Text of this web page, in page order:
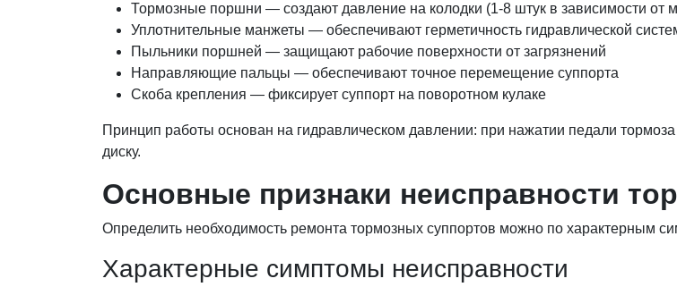
Тормозные поршни — создают давление на колодки (1-8 штук в зависимости от
Уплотнительные манжеты — обеспечивают герметичность гидравлической
Пыльники поршней — защищают рабочие поверхности от загрязнений
Направляющие пальцы — обеспечивают точное перемещение суппорта
Скоба крепления — фиксирует суппорт на поворотном кулаке
Принцип работы основан на гидравлическом давлении: при нажатии педали
диску.
Основные признаки неисправности
Определить необходимость ремонта тормозных суппортов можно по характерным
Характерные симптомы неисправности